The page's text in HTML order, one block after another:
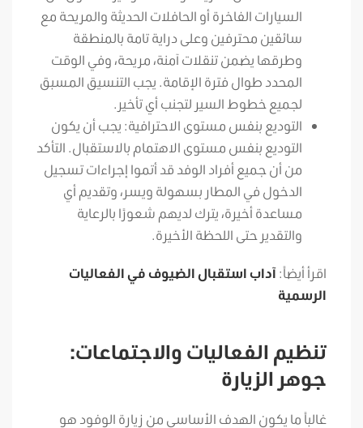
السيارات الفاخرة أو الحافلات الحديثة والمريحة مع
سائقين محترفين وعلى دراية تامة بالمنطقة
وطرقها يضمن تنقلات آمنة، مريحة، وفي الوقت
المحدد طوال فترة الإقامة. يجب التنسيق المسبق
لجميع خطوط السير لتجنب أي تأخير.
التوديع بنفس مستوى الاحترافية: يجب أن يكون
التوديع بنفس مستوى الاهتمام بالاستقبال. التأكد
من أن جميع أفراد الوفد قد أتموا إجراءات تسجيل
الدخول في المطار بسهولة ويسر، وتقديم أي
مساعدة أخيرة، يترك لديهم شعورًا بالرعاية
والتقدير حتى اللحظة الأخيرة.
اقرأ أيضاً:آداب استقبال الضيوف في الفعاليات
الرسمية
تنظيم الفعاليات والاجتماعات:
جوهر الزيارة
غالباً ما يكون الهدف الأساسي من زيارة الوفود هو